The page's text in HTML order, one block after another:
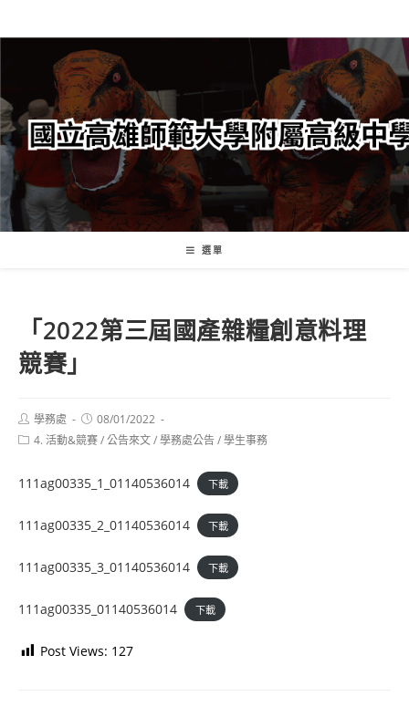
轉
要
內
容
選單
「2022第三屆國產雜糧創意料理
競賽」
Post
author:
學務處
Post
published:
08/01/2022
Post4. 活動&競賽/公告來文/學務處公告/學生事務
111ag00335_1_01140536014 下載
111ag00335_2_01140536014 下載
111ag00335_3_01140536014 下載
111ag00335_01140536014 下載
Post Views: 127